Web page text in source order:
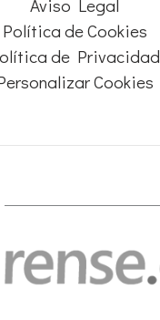
Aviso Legal
Política de Cookies
de Privacidad
Cookies